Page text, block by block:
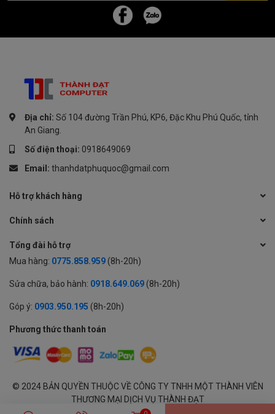
Địa chỉ: Số 104 đường Trần Phú, KP6, Đặc Khu Phú Quốc, tỉnh
An Giang.
Số điện thoại: 0918649069
Email: thanhdatphuquoc@gmail.com
Hỗ trợ khách hàng
Chính sách
Tổng đài hỗ trợ
Mua hàng: 0775.858.959 (8h-20h)
Sửa chữa, bảo hành: 0918.649.069 (8h-20h)
Góp ý: 0903.950.195 (8h-20h)
Phương thức thanh toán
© 2024 BẢN QUYỀN THUỘC VỀ CÔNG TY TNHH MỘT THÀNH VIÊN
THƯƠNG MẠI DỊCH VỤ THÀNH ĐẠT
GPĐKKD: 1701594843 cấp tại Sở KH & ĐT Tỉnh An Giang | Cung cấp